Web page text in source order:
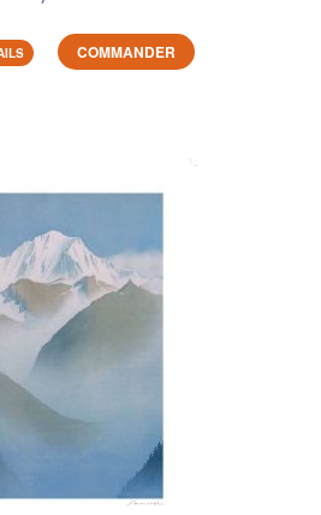
COMMANDER